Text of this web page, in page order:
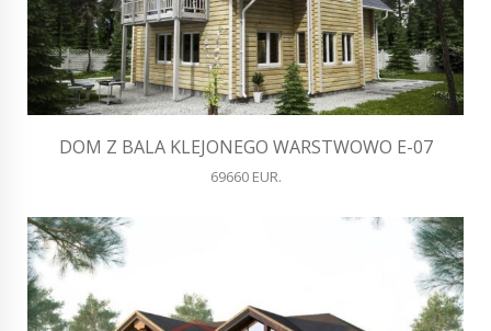
DOM Z BALA KLEJONEGO WARSTWOWO E-07
69660 EUR.